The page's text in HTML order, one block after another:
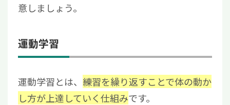
意しましょう。
運動学習
運動学習とは、 練習を繰り返すことで体の動か
し方が上達していく仕組みです。